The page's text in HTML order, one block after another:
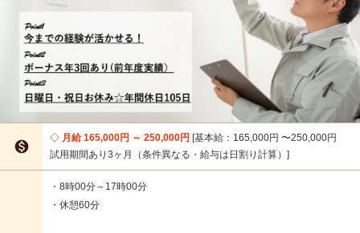

月給 165,000円 ～ 250,000円 基本給：165,000円 〜250,000円
試用期間あり3ヶ月（条件異なる・給与は日割り計算）
・8時00分～17時00分
・休憩60分